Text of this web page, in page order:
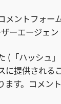
ントフォ
ーエージェン
(「ハッシュ
提供され
。コメン